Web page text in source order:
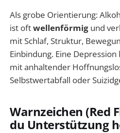
Als grobe Orientierung:
ist oftwellenförmig und
mit Schlaf, Struktur,
Einbindung. Eine Depression
mit anhaltender
Selbstwertabfall oder
Warnzeichen (Red
du Unterstützung